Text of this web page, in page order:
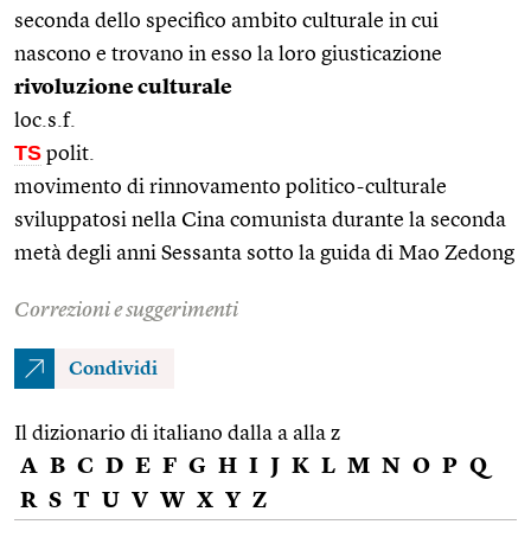
seconda dello specifico ambito culturale in cui
nascono e trovano in esso la loro giusticazione
rivoluzione culturale
loc.s.f.
TS polit.
movimento di rinnovamento politico-culturale
sviluppatosi nella Cina comunista durante la seconda
metà degli anni Sessanta sotto la guida di Mao Zedong
Correzioni e suggerimenti
Condividi
Il dizionario di italiano dalla a alla z
A B C D E F G H I J K L M N O P Q
R S T U V W X Y Z